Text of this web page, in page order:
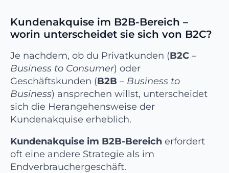
Kundenakquise im B2B-Bereich –
worin unterscheidet sie sich von B2C?
Je nachdem, ob du Privatkunden (B2C –
Business to Consumer) oder
Geschäftskunden (B2B – Business to
Business) ansprechen willst, unterscheidet
sich die Herangehensweise der
Kundenakquise erheblich.
Kundenakquise im B2B-Bereich erfordert
oft eine andere Strategie als im
Endverbrauchergeschäft.